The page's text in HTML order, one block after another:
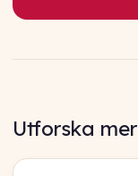
Utforska mer